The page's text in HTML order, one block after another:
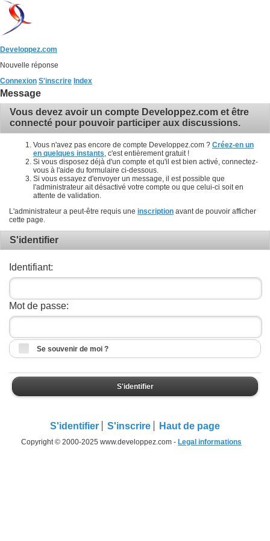
Developpez.com
Nouvelle réponse
Connexion S'inscrire Index
Message
Vous devez avoir un compte Developpez.com et être
connecté pour pouvoir participer aux discussions.
Vous n'avez pas encore de compte Developpez.com ? Créez-en un
en quelques instants , c'est entièrement gratuit !
Si vous disposez déjà d'un compte et qu'il est bien activé, connectez-
vous à l'aide du formulaire ci-dessous.
Si vous essayez d'envoyer un message, il est possible que
l'administrateur ait désactivé votre compte ou que celui-ci soit en
attente de validation.
L'administrateur a peut-être requis une inscription avant de pouvoir afficher
cette page.
S'identifier
Identifiant:
Mot de passe:
Se souvenir de moi ?
S'identifier
S'identifier S'inscrire Haut de page
Copyright © 2000-2025 www.developpez.com - Legal informations